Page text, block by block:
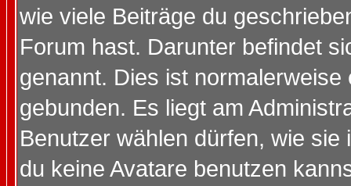
wie viele Beiträge du
Forum hast. Darunter befindet
genannt. Dies ist
gebunden. Es liegt am
Benutzer wählen dürfen, wie
du keine Avatare benutzen